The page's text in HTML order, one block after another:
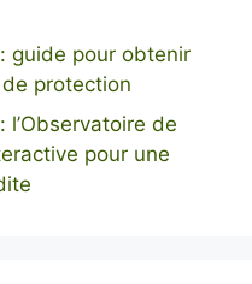
guide pour obtenir
protection
l’Observatoire de
pour une